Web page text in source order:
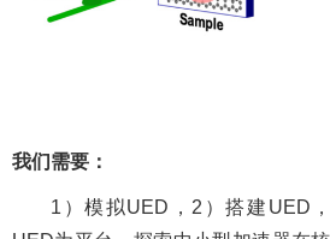
我们需要：
1 ）模拟UED ， 2 ）搭建 UED ，